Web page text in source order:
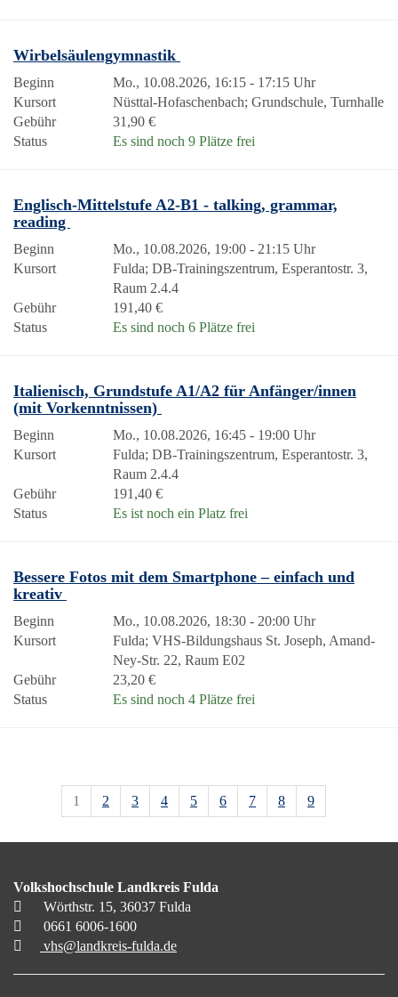
Wirbelsäulengymnastik
Beginn
Mo., 10.08.2026, 16:15 - 17:15 Uhr
Kursort
Nüsttal-Hofaschenbach; Grundschule, Turnhalle
Gebühr
31,90 €
Status
Es sind noch 9 Plätze frei
Englisch-Mittelstufe A2-B1 - talking, grammar,
reading
Beginn
Mo., 10.08.2026, 19:00 - 21:15 Uhr
Kursort
Fulda; DB-Trainingszentrum, Esperantostr. 3,
Raum 2.4.4
Gebühr
191,40 €
Status
Es sind noch 6 Plätze frei
Italienisch, Grundstufe A1/A2 für Anfänger/innen
(mit Vorkenntnissen)
Beginn
Mo., 10.08.2026, 16:45 - 19:00 Uhr
Kursort
Fulda; DB-Trainingszentrum, Esperantostr. 3,
Raum 2.4.4
Gebühr
191,40 €
Status
Es ist noch ein Platz frei
Bessere Fotos mit dem Smartphone – einfach und
kreativ
Beginn
Mo., 10.08.2026, 18:30 - 20:00 Uhr
Kursort
Fulda; VHS-Bildungshaus St. Joseph, Amand-
Ney-Str. 22, Raum E02
Gebühr
23,20 €
Status
Es sind noch 4 Plätze frei
1 2 3 4 5 6 7 8 9
Volkshochschule Landkreis Fulda
Wörthstr. 15, 36037 Fulda
0661 6006-1600
vhs@landkreis-fulda.de